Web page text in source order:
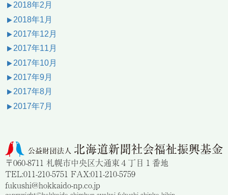
2018年2月
2018年1月
2017年12月
2017年11月
2017年10月
2017年9月
2017年8月
2017年7月
〒060-8711 札幌市中央区大通東４丁目１番地
TEL:011-210-5751 FAX:011-210-5759
fukushi@hokkaido-np.co.jp